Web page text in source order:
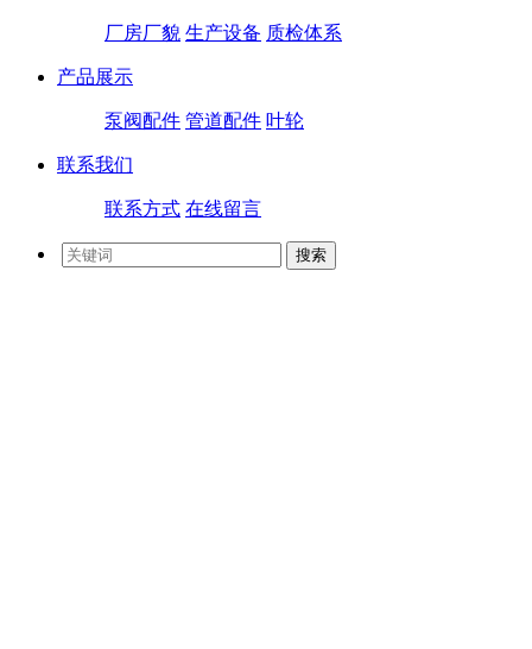
厂房厂貌 生产设备 质检体系
产品展示
泵阀配件 管道配件 叶轮
联系我们
联系方式 在线留言